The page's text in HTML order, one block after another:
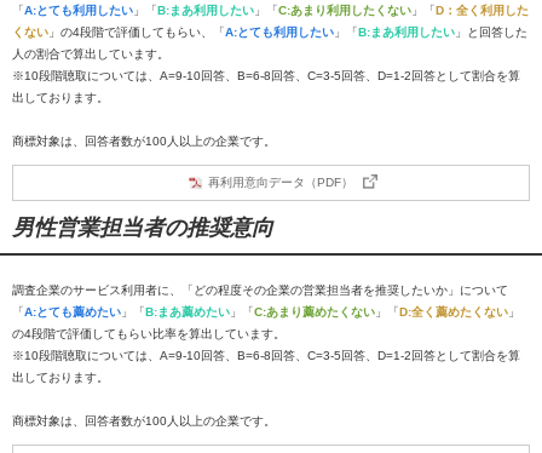
「A:とても利用したい 」「B:まあ利用したい 」「C:あまり利用したくない 」「D：全く利用した
くない 」の4段階で評価してもらい、「A:とても利用したい 」「B:まあ利用したい 」と回答した
人の割合で算出しています。
※10段階聴取については、A=9-10回答、B=6-8回答、C=3-5回答、D=1-2回答として割合を算
出しております。
商標対象は、回答者数が100人以上の企業です。
再利用意向データ（PDF）
男性営業担当者の推奨意向
調査企業のサービス利用者に、「どの程度その企業の営業担当者を推奨したいか」について
「A:とても薦めたい 」「B:まあ薦めたい 」「C:あまり薦めたくない 」「D:全く薦めたくない 」
の4段階で評価してもらい比率を算出しています。
※10段階聴取については、A=9-10回答、B=6-8回答、C=3-5回答、D=1-2回答として割合を算
出しております。
商標対象は、回答者数が100人以上の企業です。